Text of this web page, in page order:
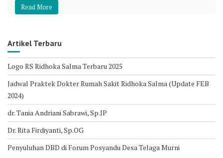
Read More
Artikel Terbaru
Logo RS Ridhoka Salma Terbaru 2025
Jadwal Praktek Dokter Rumah Sakit Ridhoka Salma (Update FEB
2024)
dr. Tania Andriani Sabrawi, Sp.JP
Dr. Rita Firdiyanti, Sp.OG
Penyuluhan DBD di Forum Posyandu Desa Telaga Murni